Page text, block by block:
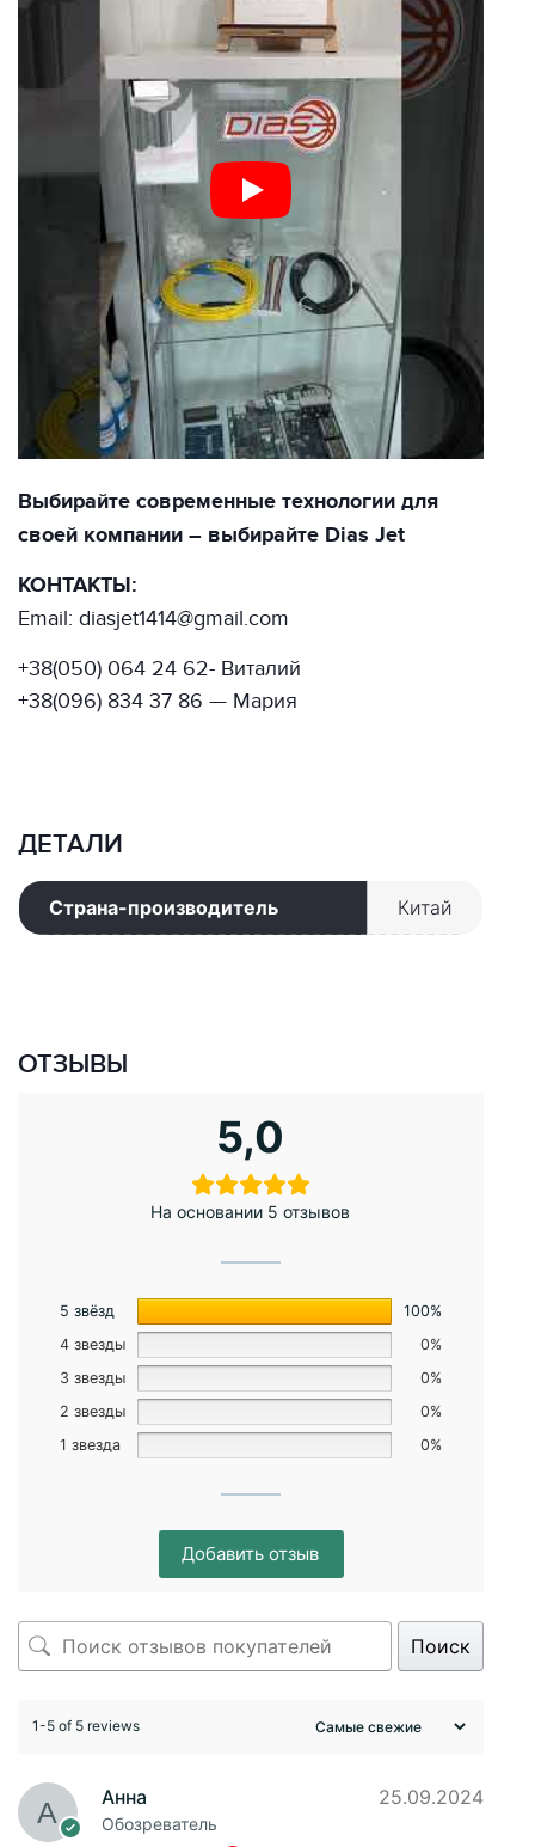
Выбирайте современные технологии для
своей компании – выбирайте Dias Jet
КОНТАКТЫ:
Email: diasjet1414@gmail.com
+38(050) 064 24 62- Виталий
+38(096) 834 37 86 — Мария
ДЕТАЛИ
Страна-производитель Китай
ОТЗЫВЫ
5,0
На основании 5 отзывов
5 звёзд
100%
4 звезды
0%
3 звезды
0%
2 звезды
0%
1 звезда
0%
Добавить отзыв
Поиск
1-5 of 5 reviews
Анна
Обозреватель
25.09.2024